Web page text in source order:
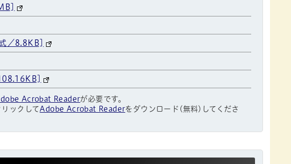
／8.8KB]
Acrobat Readerが必要です。
ックして Adobe Acrobat Readerをダウンロード(無料)してくださ